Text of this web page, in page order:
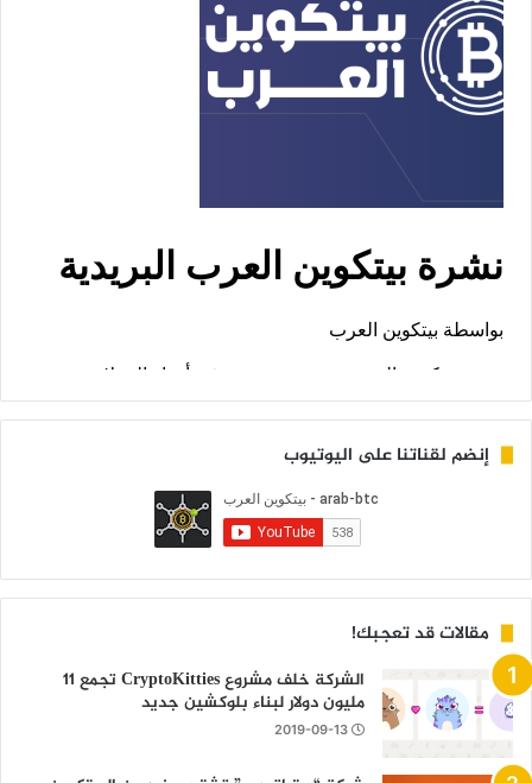
إنضم لقناتنا على اليوتيوب
مقالات قد تعجبك!
الشركة خلف مشروع CryptoKitties تجمع 11
مليون دولار لبناء بلوكشين جديد
2019-09-13